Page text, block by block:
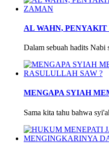
AL WAHN,
Dalam sebuah hadits Nabi
MENGAPA SYIAH
Sama kita tahu bahwa